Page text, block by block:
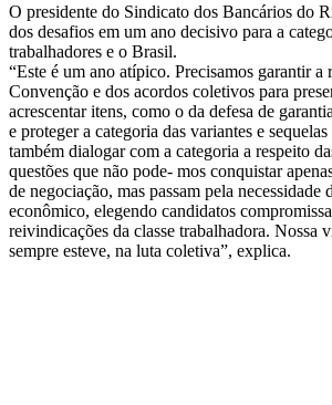
O presidente do Sindicato dos Bancários do
dos desafios em um ano decisivo para a
trabalhadores e o Brasil.
“Este é um ano atípico. Precisamos garantir a
Convenção e dos acordos coletivos para
acrescentar itens, como o da defesa de
e proteger a categoria das variantes e
também dialogar com a categoria a respeito
questões que não pode- mos conquistar
de negociação, mas passam pela necessidade
econômico, elegendo candidatos
reivindicações da classe trabalhadora. Nossa
sempre esteve, na luta coletiva”, explica.